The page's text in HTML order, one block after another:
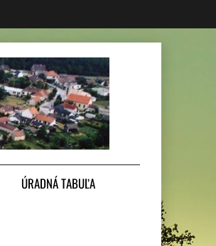
ÚRADNÁ TABUĽA